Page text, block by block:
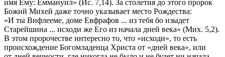
имя Ему: Еммануил» (Ис. 7,14). За столетия до этого пророк
Божий Михей даже точно указывает место Рождества:
«И ты Вифлееме, доме Евфрафов ... из тебя бо изыдет
Старейшина ... исходи же Его из начала дней века» (Мих. 5,2).
В этом пророчестве интересно то, что «исходи», то есть
происхождение Богомладенца Христа от «дней века», или